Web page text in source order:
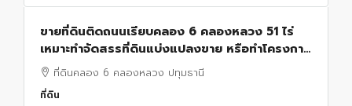
ขายที่ดินติดถนนเรียบคลอง 6 คลองหลวง 51 ไร่
เหมาะทำจัดสรรที่ดินแบ่งแปลงขาย หรือทำโครงการ
บ้าน ทำการเกษตร ซื้อเก็บไว้ได้
ที่ดินคลอง 6 คลองหลวง ปทุมธานี
ที่ดิน